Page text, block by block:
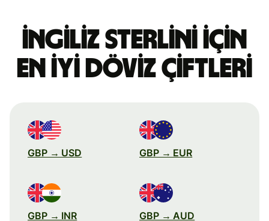
İngiliz sterlini için
en iyi döviz çiftleri
GBP → USD GBP → EUR
GBP → INR GBP → AUD